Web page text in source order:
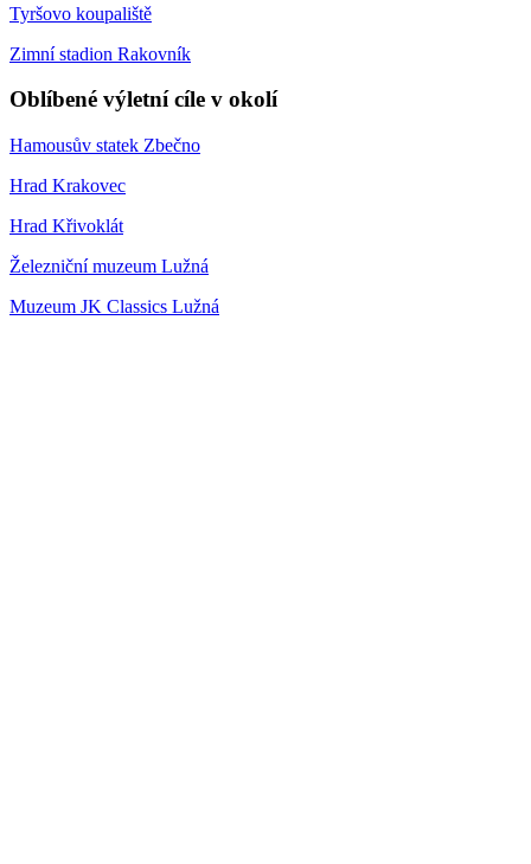
Tyršovo koupaliště
Zimní stadion Rakovník
Oblíbené výletní cíle v okolí
Hamousův statek Zbečno
Hrad Krakovec
Hrad Křivoklát
Železniční muzeum Lužná
Muzeum JK Classics Lužná